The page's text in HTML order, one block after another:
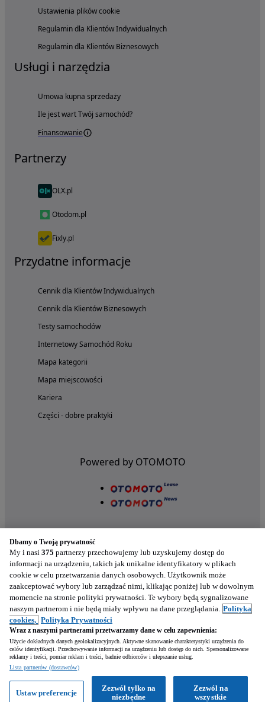
Napisz
Zadzwoń
Ustawienia plików cookie
Regulamin dla Klientów Indywidualnych
Regulamin dla Klientów Biznesowych
Usługi i narzędzia
Umowa kupna sprzedaży
Ile jest wart Twój samochód?
Finansowanie
Partnerzy
OLX.pl
Otodom.pl
Fixly.pl
Przydatne informacje
Cennik dla Klientów Indywidualnych
Cennik dla Klientów Biznesowych
Testy samochodów
Internetowy Samochód Roku
Mapa kategorii
Mapa miejscowości
Kariera
Części - dobre praktyki
Powered by OTOMOTO
Nasze aplikacje w twoim telefonie
Dbamy o Twoją prywatność
My i nasi 375 partnerzy przechowujemy lub uzyskujemy dostęp do
informacji na urządzeniu, takich jak unikalne identyfikatory w plikach
cookie w celu przetwarzania danych osobowych. Użytkownik może
zaakceptować wybory lub zarządzać nimi, klikając poniżej lub w dowolnym
momencie na stronie polityki prywatności. Te wybory będą sygnalizowane
naszym partnerom i nie będą miały wpływu na dane przeglądania. Polityka
cookies, Polityka Prywatności
Wraz z naszymi partnerami przetwarzamy dane w celu zapewnienia:
Użycie dokładnych danych geolokalizacyjnych. Aktywne skanowanie charakterystyki urządzenia do
celów identyfikacji. Przechowywanie informacji na urządzeniu lub dostęp do nich. Spersonalizowane
reklamy i treści, pomiar reklam i treści, badnie odbiorców i ulepszanie usług.
Lista partnerów (dostawców)
Zezwól na
wszystkie
Zezwól tylko na
niezbędne
Ustaw preferencje